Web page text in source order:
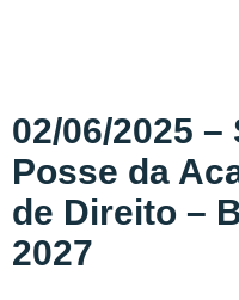
02/06/2025
Posse da
de Direito –
2027